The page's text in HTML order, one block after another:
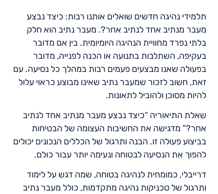
תלמידי נהיגה חדשים שואלים אותנו רבות: כיצד נבצע
מעבר מנתיב אחד לנתיב אחר?. מעבר נתיב הוא חלק
בלתי נפרד מחוויית הנהיגה היומיומית. בין אם מדובר
בעקיפה, השתלבות בתנועה או הכנה לפנייה, מדובר
בפעולה שאנו מבצעים פעמים רבות במהלך כל נסיעה. עם
זאת, חשוב לזכור שמעבר נתיב שאינו מבוצע כראוי עלול
להיות מסוכן ולהוביל לתאונות.
שאלת התיאוריה “כיצד נבצע מעבר מנתיב אחד לנתיב
אחר?” מדגישה את החשיבות העצומה של הבטיחות
בביצוע פעולה זו. הבנה ותרגול של הכללים הנכונים יכולים
להפוך את הנסיעה לבטוחה ונעימה יותר עבור כולם.
דרייבלי, כמומחית לנהיגה בטוחה, שמה דגש על לימוד
ותרגול של טכניקות נהיגה מתקדמות, כולל מעבר נתיב